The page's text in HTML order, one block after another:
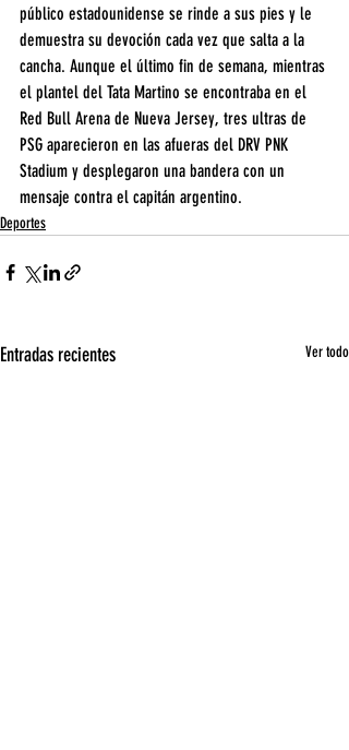
público estadounidense se rinde a sus pies y le
demuestra su devoción cada vez que salta a la
cancha. Aunque el último fin de semana, mientras
el plantel del Tata Martino se encontraba en el
Red Bull Arena de Nueva Jersey, tres ultras de
PSG aparecieron en las afueras del DRV PNK
Stadium y desplegaron una bandera con un
mensaje contra el capitán argentino.
Deportes
Entradas recientes Ver todo